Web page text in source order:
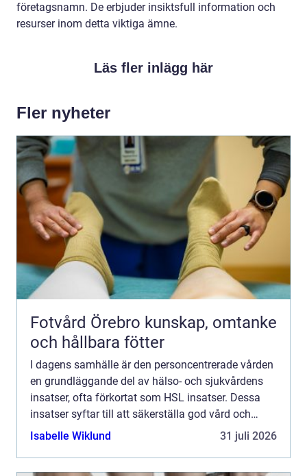
företagsnamn. De erbjuder insiktsfull information och
resurser inom detta viktiga ämne.
Läs fler inlägg här
Fler nyheter
Fotvård Örebro kunskap, omtanke
och hållbara fötter
I dagens samhälle är den personcentrerade vården
en grundläggande del av hälso- och sjukvårdens
insatser, ofta förkortat som HSL insatser. Dessa
insatser syftar till att säkerställa god vård och
om...
Isabelle Wiklund 31 juli 2026